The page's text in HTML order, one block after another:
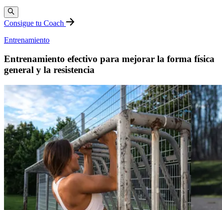
Consigue tu Coach
Entrenamiento
Entrenamiento efectivo para mejorar la forma física
general y la resistencia